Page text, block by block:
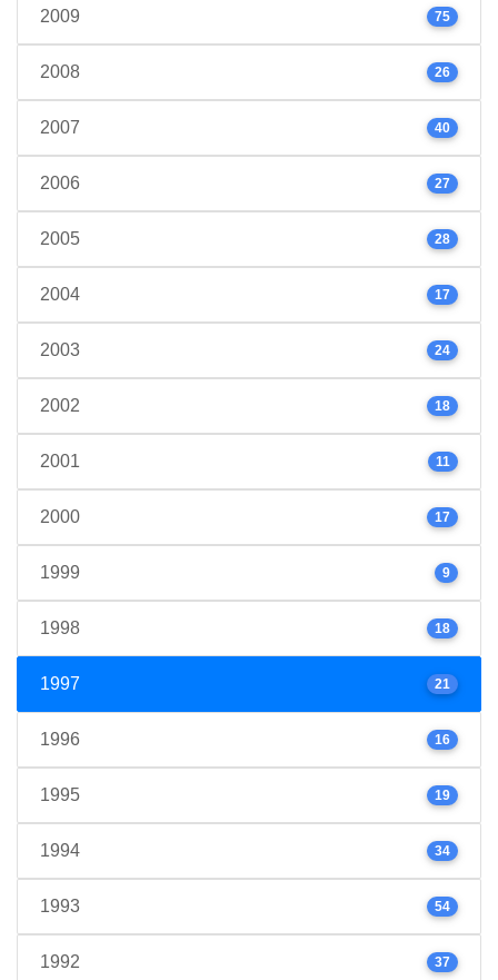
2009 75
2008 26
2007 40
2006 27
2005 28
2004 17
2003 24
2002 18
2001 11
2000 17
1999 9
1998 18
1997 21
1996 16
1995 19
1994 34
1993 54
1992 37